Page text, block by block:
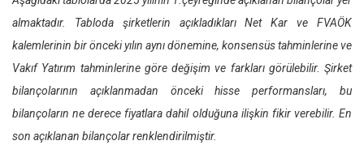
almaktadır. Tabloda şirketlerin açıkladıkları Net Kar ve FVAÖK
kalemlerinin bir önceki yılın aynı dönemine, konsensüs tahminlerine ve
Vakıf Yatırım tahminlerine göre değişim ve farkları görülebilir. Şirket
bilançolarının açıklanmadan önceki hisse performansları, bu
bilançoların ne derece fiyatlara dahil olduğuna ilişkin fikir verebilir. En
son açıklanan bilançolar renklendirilmiştir.